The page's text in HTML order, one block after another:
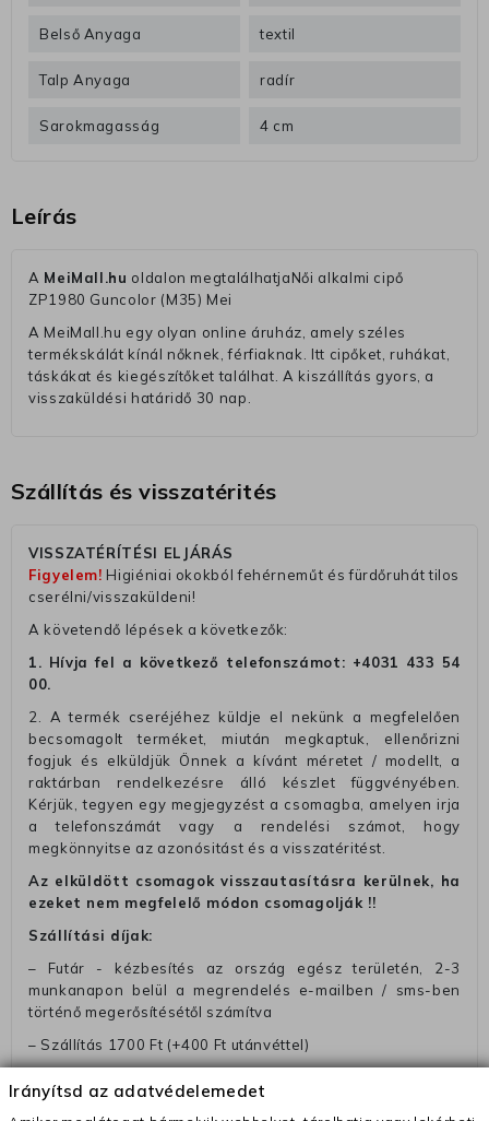
Belső Anyaga textil
Talp Anyaga radír
Sarokmagasság 4 cm
Leírás
A MeiMall.hu oldalon megtalálhatjaNői alkalmi cipő
ZP1980 Guncolor (M35) Mei
A MeiMall.hu egy olyan online áruház, amely széles
termékskálát kínál nőknek, férfiaknak. Itt cipőket, ruhákat,
táskákat és kiegészítőket találhat. A kiszállítás gyors, a
visszaküldési határidő 30 nap.
Szállítás és visszatérités
VISSZATÉRÍTÉSI ELJÁRÁS
Figyelem! Higiéniai okokból fehérneműt és fürdőruhát tilos
cserélni/visszaküldeni!
A követendő lépések a következők:
1. Hívja fel a következő telefonszámot: +4031 433 54
00.
2. A termék cseréjéhez küldje el nekünk a megfelelően
becsomagolt terméket, miután megkaptuk, ellenőrizni
fogjuk és elküldjük Önnek a kívánt méretet / modellt, a
raktárban rendelkezésre álló készlet függvényében.
Kérjük, tegyen egy megjegyzést a csomagba, amelyen irja
a telefonszámát vagy a rendelési számot, hogy
megkönnyitse az azonósitást és a visszatéritést.
Az elküldött csomagok visszautasításra kerülnek, ha
ezeket nem megfelelő módon csomagolják !!
Szállítási díjak:
– Futár - kézbesítés az ország egész területén, 2-3
munkanapon belül a megrendelés e-mailben / sms-ben
történő megerősítésétől számítva
– Szállítás 1700 Ft (+400 Ft utánvéttel)
(+400 Ft utánvétte)
Irányítsd az adatvédelemedet